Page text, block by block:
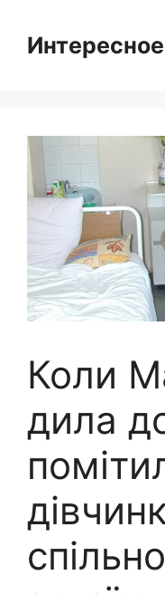
content
Коли
дила